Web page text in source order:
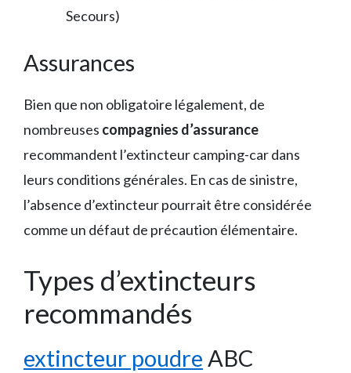
Secours)
Assurances
Bien que non obligatoire légalement, de
nombreuses compagnies d’assurance
recommandent l’extincteur camping-car dans
leurs conditions générales. En cas de sinistre,
l’absence d’extincteur pourrait être considérée
comme un défaut de précaution élémentaire.
Types d’extincteurs
recommandés
extincteur poudre ABC